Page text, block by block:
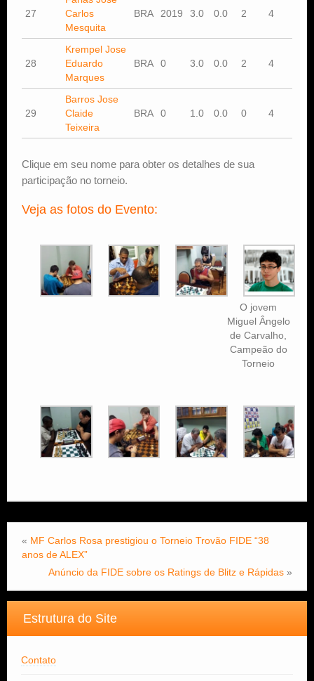
27
Carlos
Mesquita
BRA 2019 3.0 0.0 2 4
28
Krempel Jose
Eduardo
Marques
BRA 0 3.0 0.0 2 4
29
Barros Jose
Claide
Teixeira
BRA 0 1.0 0.0 0 4
Clique em seu nome para obter os detalhes de sua
participação no torneio.
Veja as fotos do Evento:
O jovem
Miguel Ângelo
de Carvalho,
Campeão do
Torneio
« MF Carlos Rosa prestigiou o Torneio Trovão FIDE “38
anos de ALEX”
Anúncio da FIDE sobre os Ratings de Blitz e Rápidas »
Estrutura do Site
Contato